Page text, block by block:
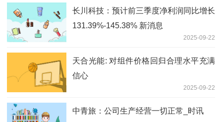
长川科技：预计前三季度净利润同比增长
131.39%-145.38% 新消息
2025-09-22
天合光能: 对组件价格回归合理水平充满
信心
2025-09-22
中青旅：公司生产经营一切正常_时讯